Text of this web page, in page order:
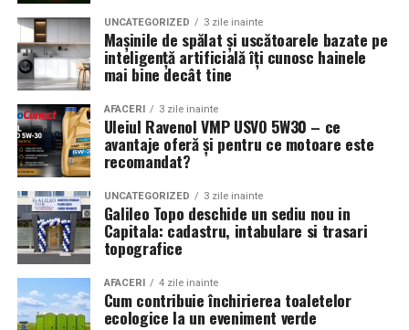
UNCATEGORIZED 3 zile inainte
Mașinile de spălat și uscătoarele bazate pe
inteligență artificială îți cunosc hainele
mai bine decât tine
AFACERI 3 zile inainte
Uleiul Ravenol VMP USVO 5W30 – ce
avantaje oferă și pentru ce motoare este
recomandat?
UNCATEGORIZED 3 zile inainte
Galileo Topo deschide un sediu nou in
Capitala: cadastru, intabulare si trasari
topografice
AFACERI 4 zile inainte
Cum contribuie închirierea toaletelor
ecologice la un eveniment verde